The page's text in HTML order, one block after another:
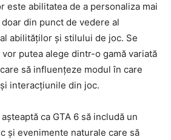
este abilitatea de a personaliza mai
din punct de vedere al
abilităților și stilului de joc. Se
putea alege dintr-o gamă variată
să influențeze modul în care
interacțiunile din joc.
ca GTA 6 să includă un
și evenimente naturale care să